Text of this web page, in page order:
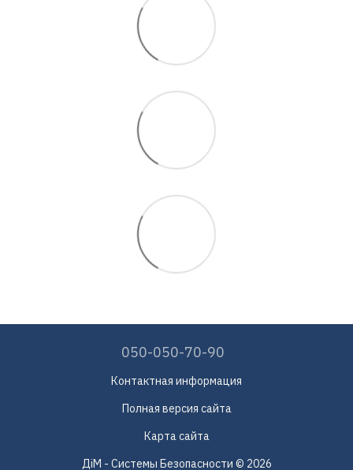
050-050-70-90
Контактная информация
Полная версия сайта
Карта сайта
ДіМ - Системы Безопасности © 2026